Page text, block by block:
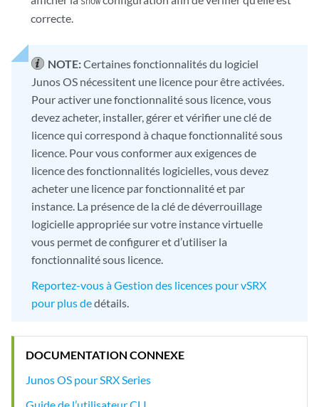
correcte.
NOTE:Certaines fonctionnalités du logiciel
Junos OS nécessitent une licence pour être activées.
Pour activer une fonctionnalité sous licence, vous
devez acheter, installer, gérer et vérifier une clé de
licence qui correspond à chaque fonctionnalité sous
licence. Pour vous conformer aux exigences de
licence des fonctionnalités logicielles, vous devez
acheter une licence par fonctionnalité et par
instance. La présence de la clé de déverrouillage
logicielle appropriée sur votre instance virtuelle
vous permet de configurer et d’utiliser la
fonctionnalité sous licence.
Reportez-vous à Gestion des licences pour vSRX
pour plus dedétails.
DOCUMENTATION CONNEXE
Junos OS pour SRX Series